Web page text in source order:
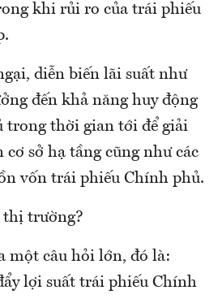
khi rủi ro của trái phiếu
diễn biến lãi suất như
đến khả năng huy động
trong thời gian tới để giải
cơ sở hạ tầng cũng như các
vốn trái phiếu Chính phủ.
thị trường?
một câu hỏi lớn, đó là:
lợi suất trái phiếu Chính